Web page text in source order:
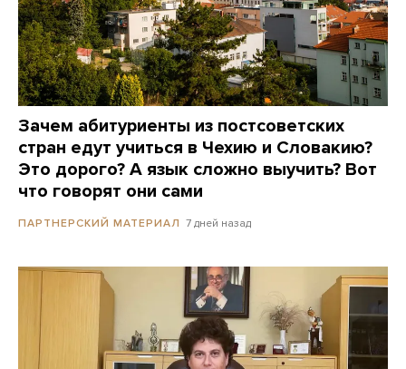
Зачем абитуриенты из постсоветских
стран едут учиться в Чехию и Словакию?
Это дорого? А язык сложно выучить? Вот
что говорят они сами
ПАРТНЕРСКИЙ МАТЕРИАЛ 7 дней назад